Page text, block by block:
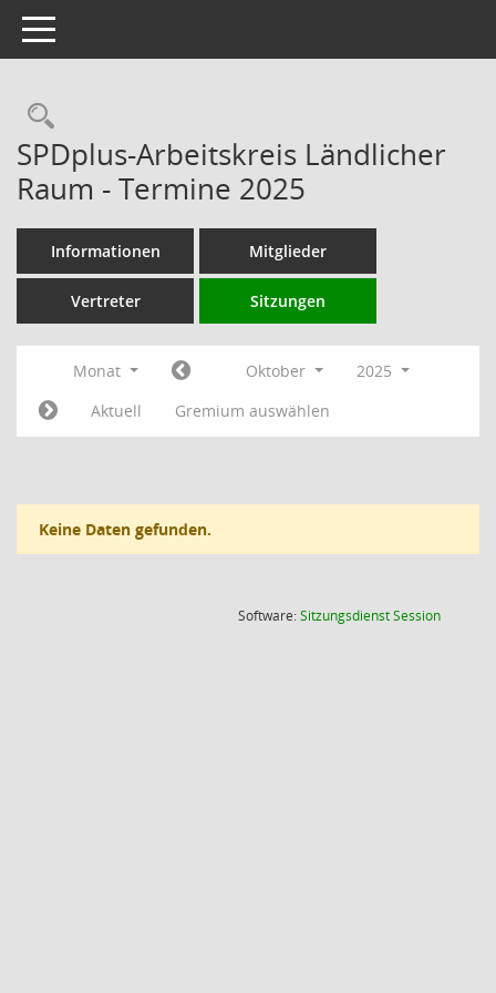
Toggle navigation
Rechercheauswahl
SPDplus-Arbeitskreis Ländlicher
Raum - Termine 2025
Informationen Mitglieder
Vertreter Sitzungen
Monat Oktober
2025
Aktuell
Gremium auswählen
Keine Daten gefunden.
Software:SitzungsdienstSession(Wird in